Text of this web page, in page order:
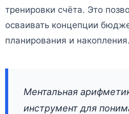
тренировки счёта. Это
осваивать концепции
планирования и накопления.
Ментальная
инструмент для